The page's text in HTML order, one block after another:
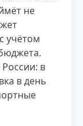
не
учётом
в
в день